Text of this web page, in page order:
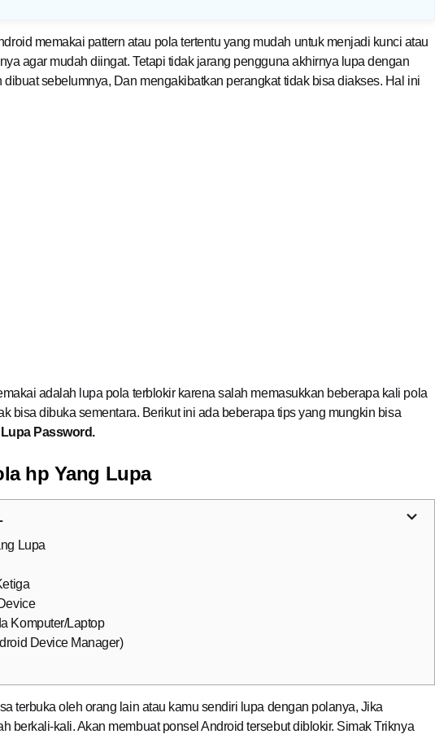
memakai pattern atau pola tertentu yang mudah untuk menjadi kunci atau
agar mudah diingat. Tetapi tidak jarang pengguna akhirnya lupa dengan
sebelumnya, Dan mengakibatkan perangkat tidak bisa diakses. Hal ini
adalah lupa pola terblokir karena salah memasukkan beberapa kali pola
bisa dibuka sementara. Berikut ini ada beberapa tips yang mungkin bisa
Password.
hp Yang Lupa
Lupa
Komputer/Laptop
Device Manager)
terbuka oleh orang lain atau kamu sendiri lupa dengan polanya, Jika
berkali-kali. Akan membuat ponsel Android tersebut diblokir. Simak Triknya